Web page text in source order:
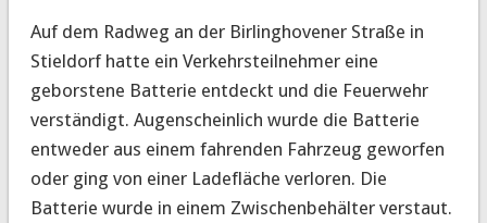
Auf dem Radweg an der Birlinghovener Straße in
Stieldorf hatte ein Verkehrsteilnehmer eine
geborstene Batterie entdeckt und die Feuerwehr
verständigt. Augenscheinlich wurde die Batterie
entweder aus einem fahrenden Fahrzeug geworfen
oder ging von einer Ladefläche verloren. Die
Batterie wurde in einem Zwischenbehälter verstaut.